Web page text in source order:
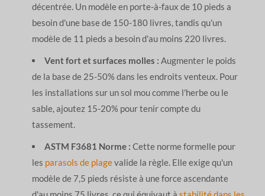
décentrée. Un modèle en porte-à-faux de 10 pieds a
besoin d'une base de 150-180 livres, tandis qu'un
modèle de 11 pieds a besoin d'au moins 220 livres.
Vent fort et surfaces molles : Augmenter le poids
de la base de 25-50% dans les endroits venteux. Pour
les installations sur un sol mou comme l'herbe ou le
sable, ajoutez 15-20% pour tenir compte du
tassement.
ASTM F3681 Norme : Cette norme formelle pour
les parasols de plagevalide la règle. Elle exige qu'un
modèle de 7,5 pieds résiste à une force ascendante